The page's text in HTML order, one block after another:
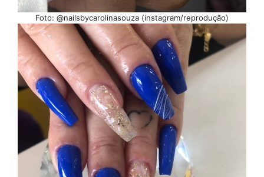
Foto: @nailsbycarolinasouza (instagram/reprodução)